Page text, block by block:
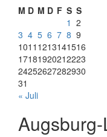
M D M D F S S
1 2
3 4 5 6 7 8 9
1011 1213141516
17181920212223
24252627282930
31
« Juli